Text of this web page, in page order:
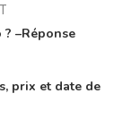
–Réponse
prix et date de